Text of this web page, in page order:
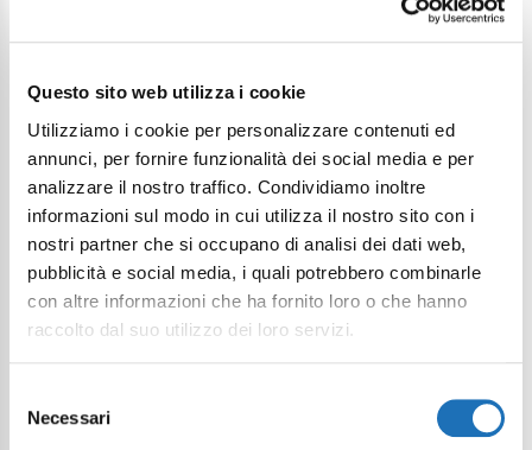
Questo sito web utilizza i cookie
Utilizziamo i cookie per personalizzare contenuti ed
annunci, per fornire funzionalità dei social media e per
analizzare il nostro traffico. Condividiamo inoltre
informazioni sul modo in cui utilizza il nostro sito con i
nostri partner che si occupano di analisi dei dati web,
pubblicità e social media, i quali potrebbero combinarle
con altre informazioni che ha fornito loro o che hanno
raccolto dal suo utilizzo dei loro servizi.
delNecessari
Continua a esplorare
Il tuo viaggio digitale dentro Cesenatico